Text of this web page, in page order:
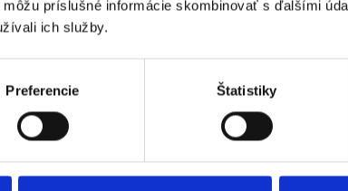
príslušné informácie skombinovať s ďalšími
ich služby.
Preferencie Štatistiky